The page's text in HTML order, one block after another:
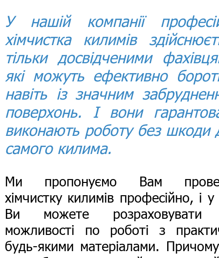
У нашій компанії
хімчистка килимів
тільки досвідченими
які можуть ефективно
навіть із значним
поверхонь. І вони
виконають роботу без шкоди
самого килима.
Ми пропонуємо Вам
хімчистку килимів професійно, і у
Ви можете
можливості по роботі з
будь-якими матеріалами.